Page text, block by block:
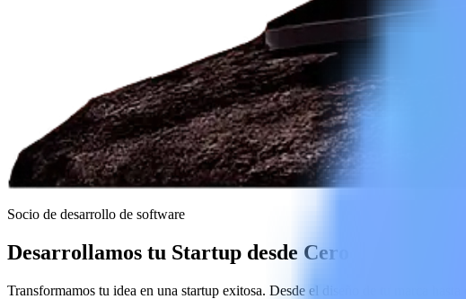
Socio de desarrollo de software
Desarrollamos tu Startup desde Cero
Transformamos tu idea en una startup exitosa. Desde el diseño de tu marca